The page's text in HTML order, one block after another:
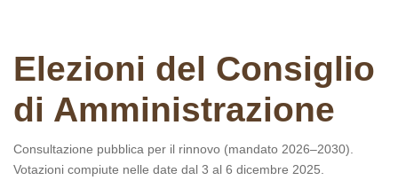
Elezioni del Consiglio
di Amministrazione
Consultazione pubblica per il rinnovo (mandato 2026–2030).
Votazioni compiute nelle date dal 3 al 6 dicembre 2025.